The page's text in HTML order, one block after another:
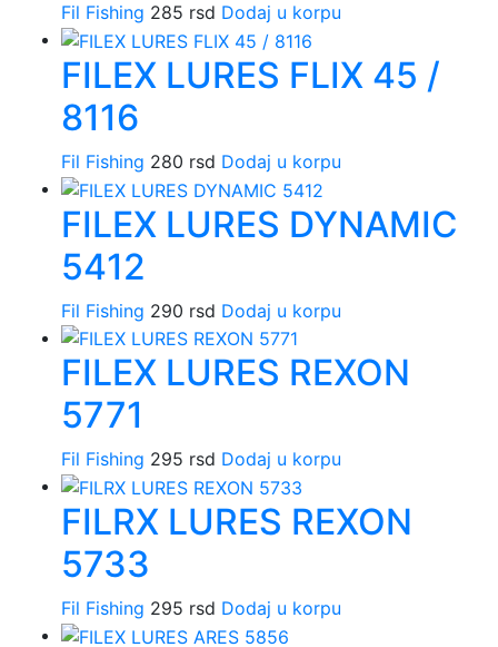
Fil Fishing 285 rsd Dodaj u korpu
FILEX LURES FLIX 45 /
8116
Fil Fishing 280 rsd Dodaj u korpu
FILEX LURES DYNAMIC
5412
Fil Fishing 290 rsd Dodaj u korpu
FILEX LURES REXON
5771
Fil Fishing 295 rsd Dodaj u korpu
FILRX LURES REXON
5733
Fil Fishing 295 rsd Dodaj u korpu